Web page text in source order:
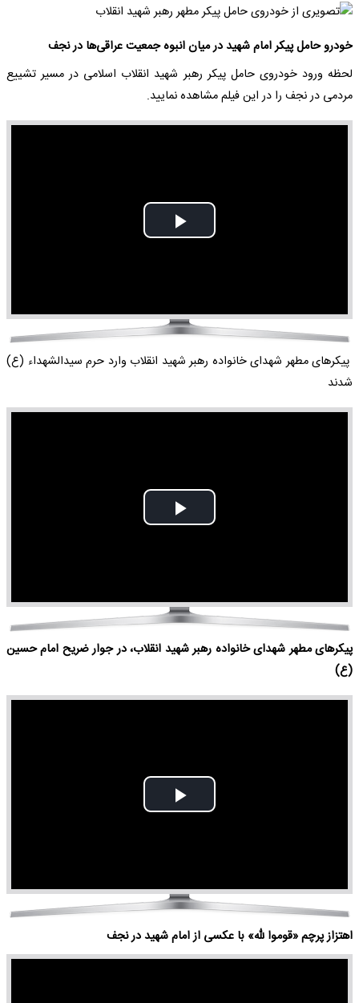
خودرو حامل پیکر امام شهید در میان انبوه جمعیت عراقی‌ها در نجف
لحظه ورود خودروی حامل پیکر رهبر شهید انقلاب اسلامی در مسیر تشییع
مردمی در نجف را در این فیلم مشاهده نمایید.
Play
پیکرهای مطهر شهدای خانواده رهبر شهید انقلاب وارد حرم سیدالشهداء (ع)
شدند
Play
پیکرهای مطهر شهدای خانواده رهبر شهید انقلاب، در جوار ضریح امام حسین
(ع)
Play
اهتزاز پرچم «قوموا للّه» با عکسی از امام شهید در نجف